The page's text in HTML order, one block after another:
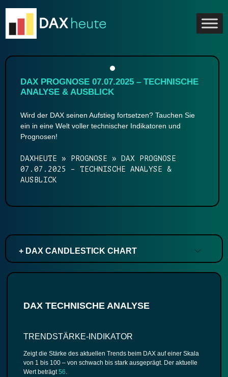
content
DAX PROGNOSE 07.07.2025 – TECHNISCHE
ANALYSE & AUSBLICK
Wird der DAX seinen Aufstieg fortsetzen? Tauchen Sie
ein in eine Welt voller technischer Indikatoren und
Prognosen!
DAXHEUTE » PROGNOSE »
DAX PROGNOSE
07.07.2025 – TECHNISCHE ANALYSE &
AUSBLICK
+ DAX CANDLESTICK CHART
DAX TECHNISCHE ANALYSE
TRENDSTÄRKE-INDIKATOR
Zeigt die Stärke des aktuellen Trends beim DAX auf einer Skala
von 1 bis 100 – von schwach bis stark ausgeprägt. Der aktuelle
Wert beträgt56.